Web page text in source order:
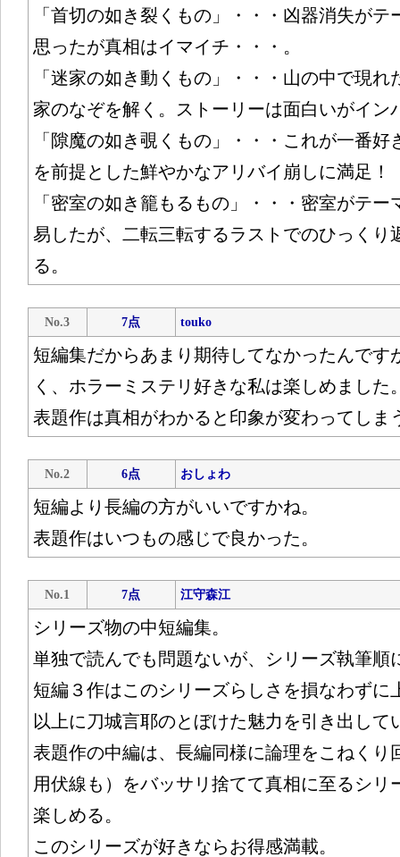
「首切の如き裂くもの」・・・凶器消失が
思ったが真相はイマイチ・・・。
「迷家の如き動くもの」・・・山の中で現
家のなぞを解く。ストーリーは面白いがイン
「隙魔の如き覗くもの」・・・これが一番
を前提とした鮮やかなアリバイ崩しに満足！
「密室の如き籠もるもの」・・・密室がテ
易したが、二転三転するラストでのひっくり
る。
No.3 7点 touko
短編集だからあまり期待してなかったんです
く、ホラーミステリ好きな私は楽しめました
表題作は真相がわかると印象が変わってしま
No.2 6点 おしょわ
短編より長編の方がいいですかね。
表題作はいつもの感じで良かった。
No.1 7点 江守森江
シリーズ物の中短編集。
単独で読んでも問題ないが、シリーズ執筆順
短編３作はこのシリーズらしさを損なわずに
以上に刀城言耶のとぼけた魅力を引き出して
表題作の中編は、長編同様に論理をこねくり
用伏線も）をバッサリ捨てて真相に至るシリ
楽しめる。
このシリーズが好きならお得感満載。